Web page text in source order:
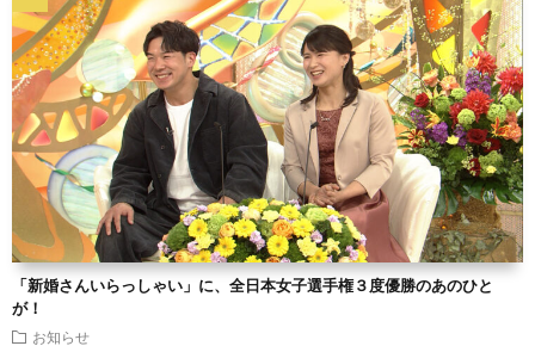
「新婚さんいらっしゃい」に、全日本女子選手権３度優勝のあのひと
が！
お知らせ